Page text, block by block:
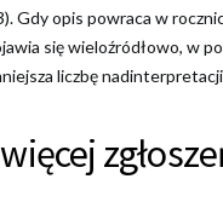
Gdy opis powraca w
się wieloźródłowo, w
liczbę